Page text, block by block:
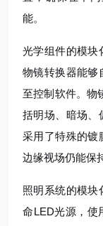
能。
光学组件的模块
物镜转换器能够
至控制软件。物
括明场、暗场、
采用了特殊的镀
边缘视场仍能保
照明系统的模块
命LED光源，使